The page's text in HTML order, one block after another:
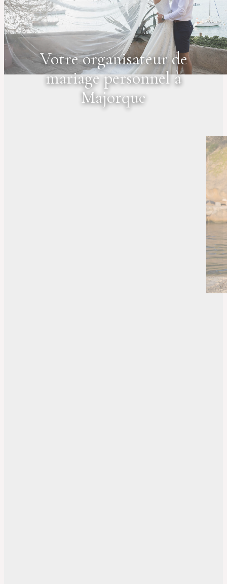
Votre organisateur de
mariage personnel à
Majorque